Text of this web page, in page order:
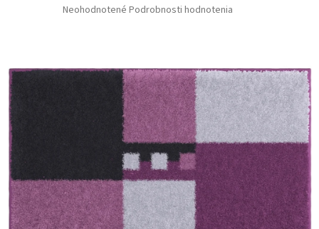
Priemerné
hodnotenie
Neohodnotené Podrobnosti hodnotenia